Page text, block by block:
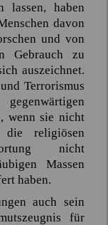
lassen, haben
davon
und von
Gebrauch zu
auszeichnet.
Terrorismus
wenn sie nicht
die religiösen
nicht
Massen
haben.
auch sein
für